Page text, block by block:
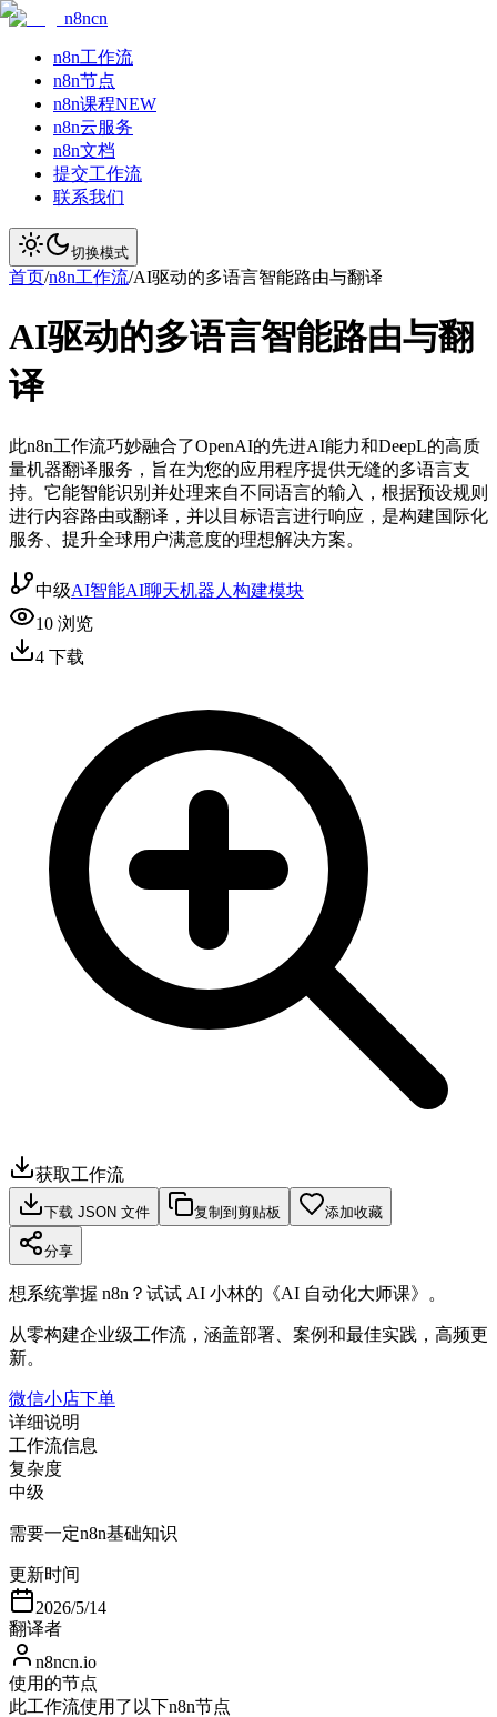
n8ncn
n8n工作流
n8n节点
n8n课程NEW
n8n云服务
n8n文档
提交工作流
联系我们
切换模式
首页/n8n工作流/AI驱动的多语言智能路由与翻译
AI驱动的多语言智能路由与翻
译
此n8n工作流巧妙融合了OpenAI的先进AI能力和DeepL的高质
量机器翻译服务，旨在为您的应用程序提供无缝的多语言支
持。它能智能识别并处理来自不同语言的输入，根据预设规则
进行内容路由或翻译，并以目标语言进行响应，是构建国际化
服务、提升全球用户满意度的理想解决方案。
中级AI智能AI聊天机器人 构建模块
10 浏览
4 下载
获取工作流
下载 JSON 文件 复制到剪贴板 添加收藏
分享
想系统掌握 n8n？试试 AI 小林的《AI 自动化大师课》。
从零构建企业级工作流，涵盖部署、案例和最佳实践，高频更
新。
微信小店下单
详细说明
工作流信息
复杂度
中级
需要一定n8n基础知识
更新时间
2026/5/14
翻译者
n8ncn.io
使用的节点
此工作流使用了以下n8n节点